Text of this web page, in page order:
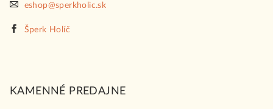
eshop@sperkholic.sk
Šperk Holíč
KAMENNÉ PREDAJNE